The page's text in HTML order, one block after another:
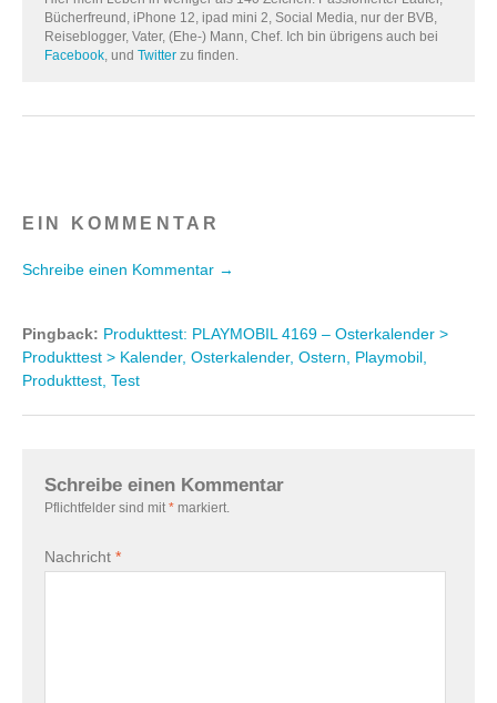
Bücherfreund, iPhone 12, ipad mini 2, Social Media, nur der BVB,
Reiseblogger, Vater, (Ehe-) Mann, Chef. Ich bin übrigens auch bei
Facebook, und Twitter zu finden.
EIN KOMMENTAR
Schreibe einen Kommentar →
Pingback: Produkttest: PLAYMOBIL 4169 – Osterkalender >
Produkttest > Kalender, Osterkalender, Ostern, Playmobil,
Produkttest, Test
Schreibe einen Kommentar
Pflichtfelder sind mit * markiert.
Nachricht *